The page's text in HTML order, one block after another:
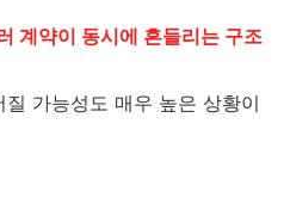
계약이 동시에 흔들리는 구조
가능성도 매우 높은 상황이